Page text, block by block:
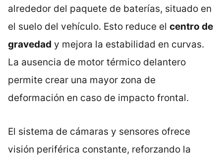
alrededor del paquete de baterías, situado en
el suelo del vehículo. Esto reduce el centro de
gravedad y mejora la estabilidad en curvas.
La ausencia de motor térmico delantero
permite crear una mayor zona de
deformación en caso de impacto frontal.
El sistema de cámaras y sensores ofrece
visión periférica constante, reforzando la